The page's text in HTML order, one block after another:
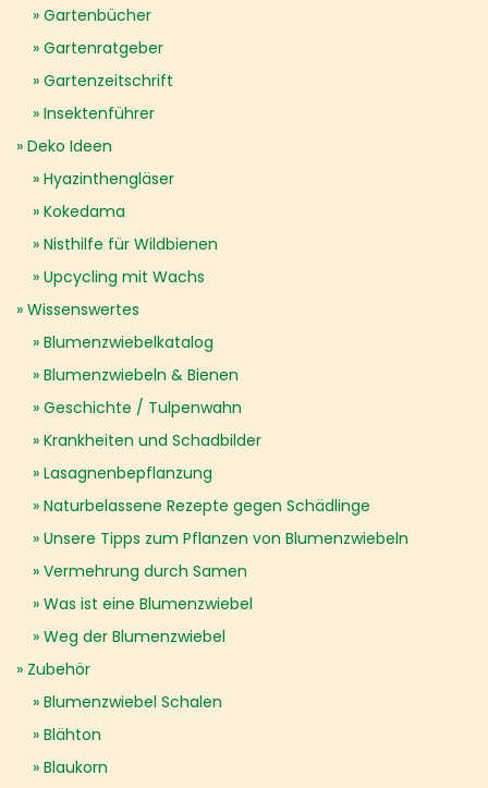
Gartenbücher
Gartenratgeber
Gartenzeitschrift
Insektenführer
Deko Ideen
Hyazinthengläser
Kokedama
Nisthilfe für Wildbienen
Upcycling mit Wachs
Wissenswertes
Blumenzwiebelkatalog
Blumenzwiebeln & Bienen
Geschichte / Tulpenwahn
Krankheiten und Schadbilder
Lasagnenbepflanzung
Naturbelassene Rezepte gegen Schädlinge
Unsere Tipps zum Pflanzen von Blumenzwiebeln
Vermehrung durch Samen
Was ist eine Blumenzwiebel
Weg der Blumenzwiebel
Zubehör
Blumenzwiebel Schalen
Blähton
Blaukorn